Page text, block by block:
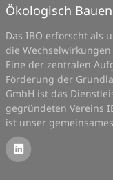
Ökologisch
Das IBO erforscht als
die
Eine der zentralen
Förderung der
GmbH ist das
gegründeten Vereins
ist unser